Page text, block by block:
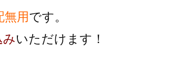
用です。
いただけます！